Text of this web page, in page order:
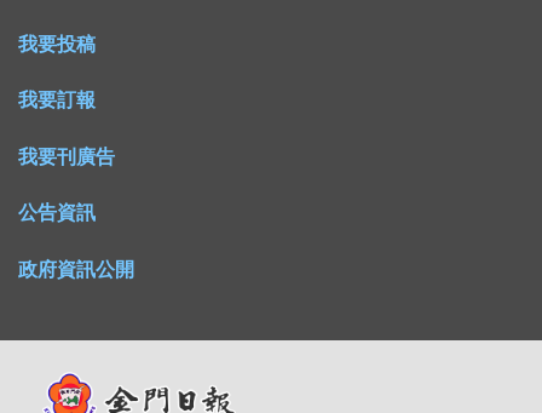
我要投稿
我要訂報
我要刊廣告
公告資訊
政府資訊公開